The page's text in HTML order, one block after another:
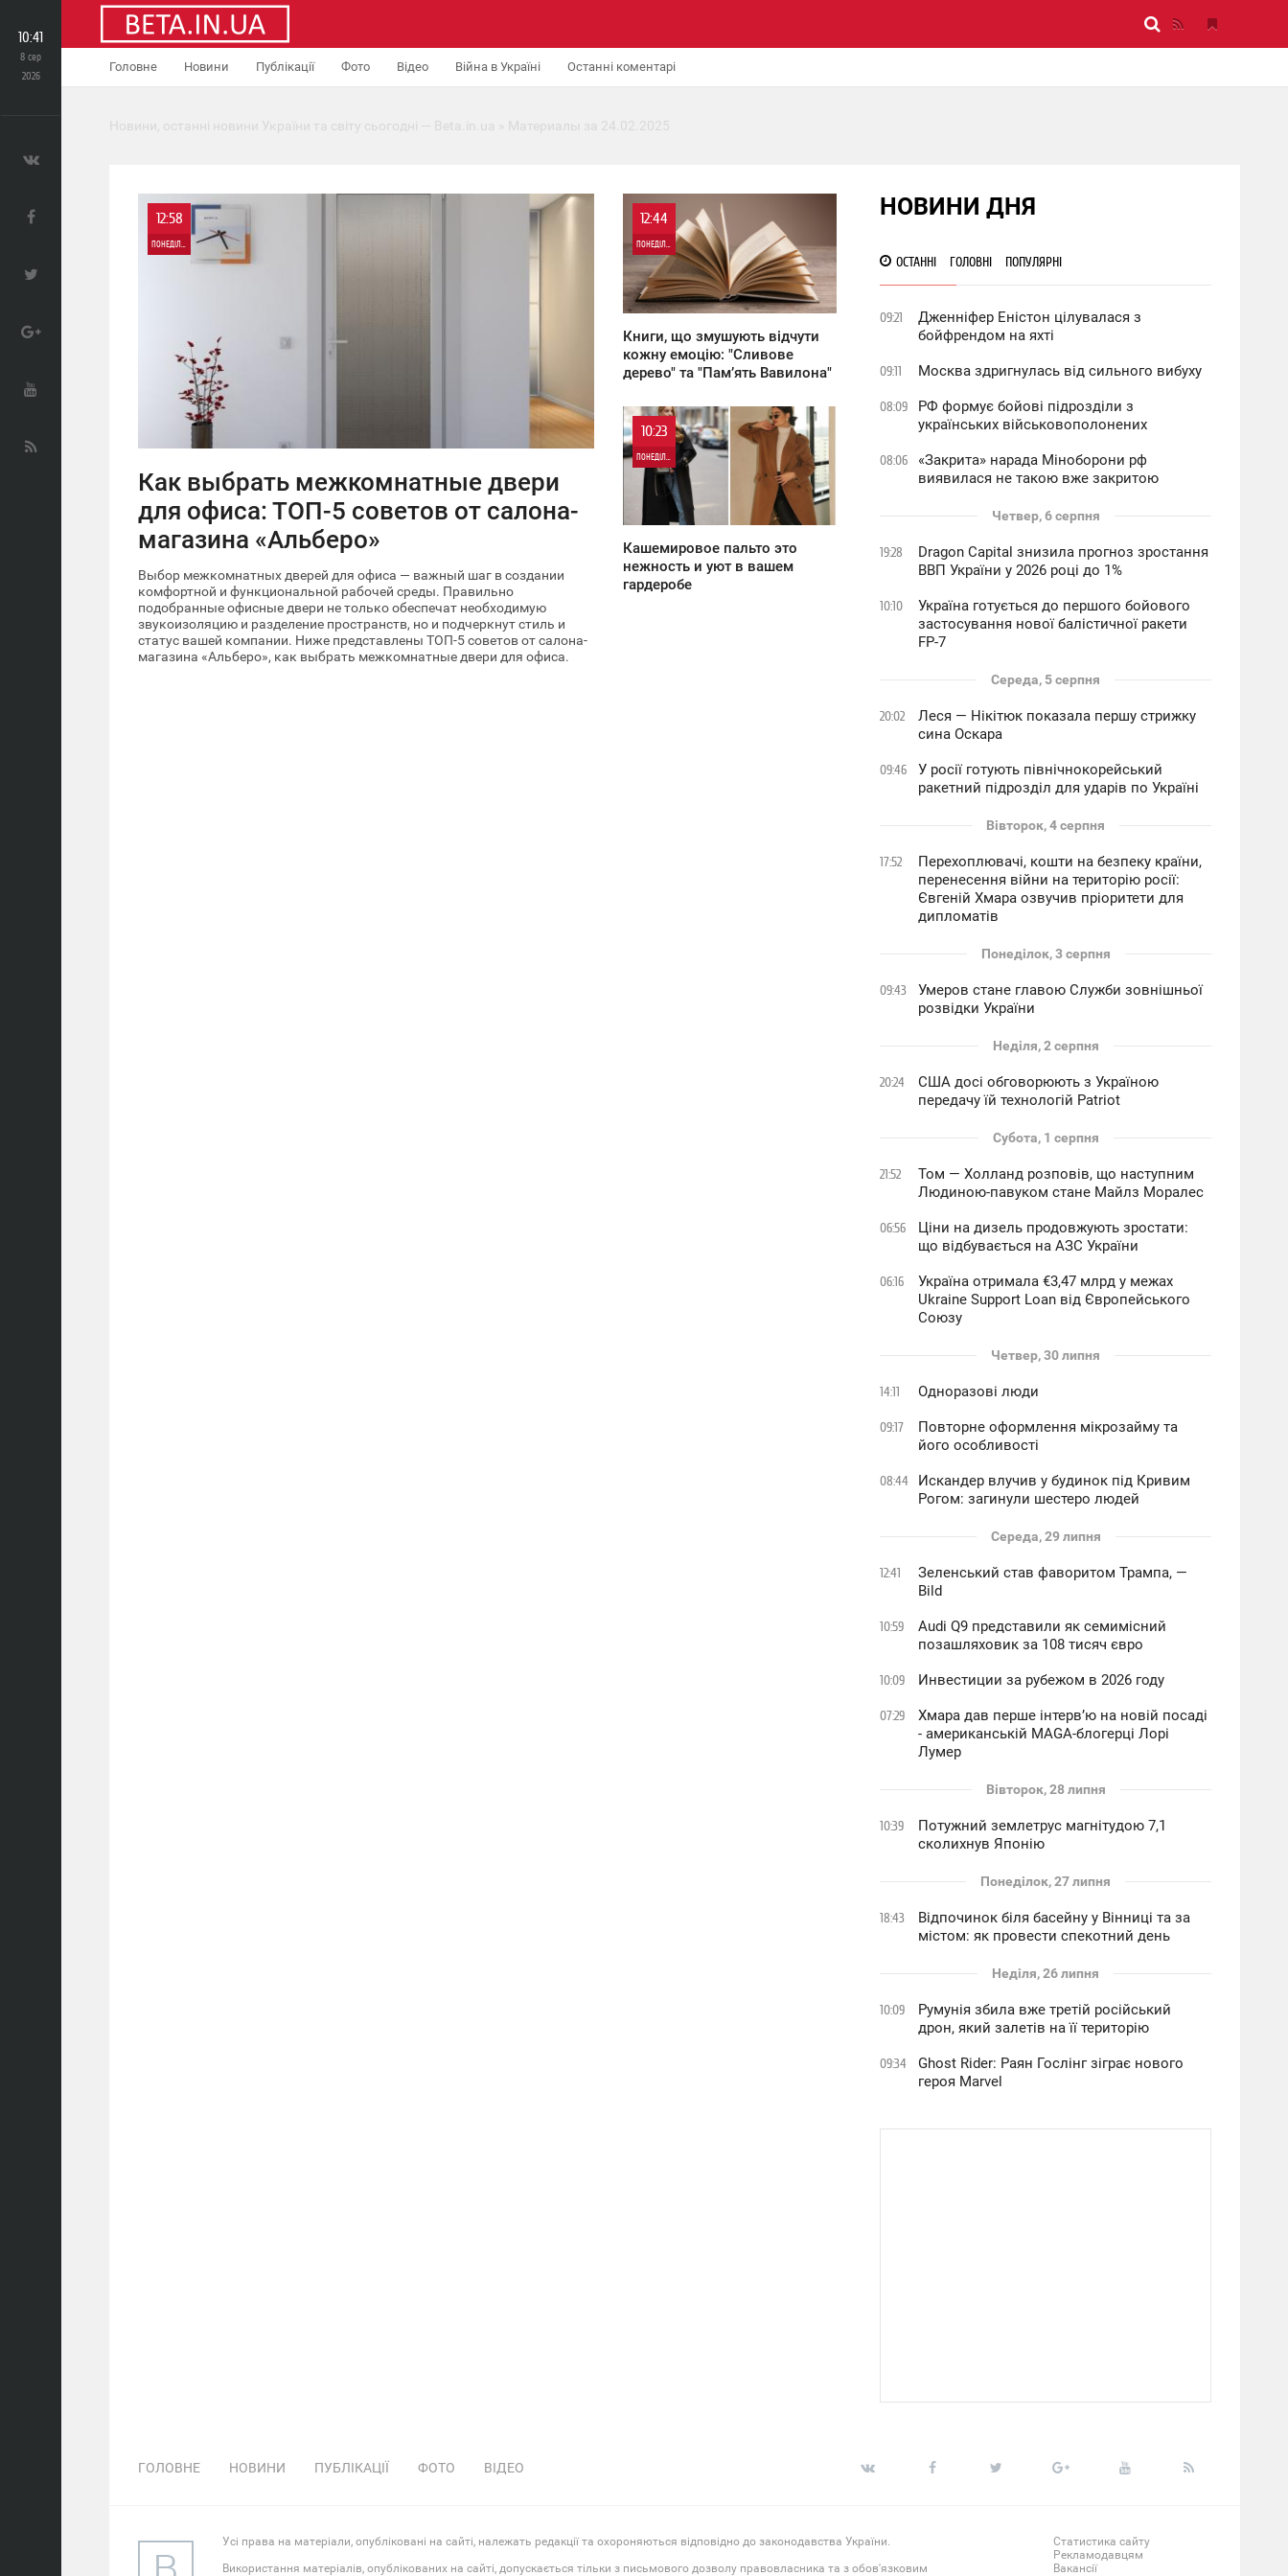
Головне Новини Публікації Фото Відео Війна в Україні Останні коментарі
10:41
8 сер
2026
Новини, останні новини України та світу сьогодні — Beta.in.ua » Материалы за 24.02.2025
12:58
ПОНЕДІЛОК
Как выбрать межкомнатные двери
для офиса: ТОП-5 советов от салона-
магазина «Альберо»
Выбор межкомнатных дверей для офиса — важный шаг в создании
комфортной и функциональной рабочей среды. Правильно
подобранные офисные двери не только обеспечат необходимую
звукоизоляцию и разделение пространств, но и подчеркнут стиль и
статус вашей компании. Ниже представлены ТОП-5 советов от салона-
магазина «Альберо», как выбрать межкомнатные двери для офиса.
12:44
ПОНЕДІЛОК
388
Книги, що змушують відчути
кожну емоцію: "Сливове
дерево" та "Пам’ять Вавилона"
10:23
365
Кашемировое пальто это
нежность и уют в вашем
гардеробе
НОВИНИ ДНЯ
ОСТАННІ ГОЛОВНІ ПОПУЛЯРНІ
09:21
Дженніфер Еністон цілувалася з
бойфрендом на яхті
09:11 Москва здригнулась від сильного вибуху
08:09
РФ формує бойові підрозділи з
українських військовополонених
08:06
«Закрита» нарада Міноборони рф
виявилася не такою вже закритою
Четвер, 6 серпня
19:28
Dragon Capital знизила прогноз зростання
ВВП України у 2026 році до 1%
10:10
Україна готується до першого бойового
застосування нової балістичної ракети
FP-7
Середа, 5 серпня
20:02
Леся — Нікітюк показала першу стрижку
сина Оскара
09:46
У росії готують північнокорейський
ракетний підрозділ для ударів по Україні
Вівторок, 4 серпня
17:52
Перехоплювачі, кошти на безпеку країни,
перенесення війни на територію росії:
Євгеній Хмара озвучив пріоритети для
дипломатів
Понеділок, 3 серпня
09:43
Умеров стане главою Служби зовнішньої
розвідки України
Неділя, 2 серпня
20:24
США досі обговорюють з Україною
передачу їй технологій Patriot
Субота, 1 серпня
21:52
Том — Холланд розповів, що наступним
Людиною-павуком стане Майлз Моралес
06:56
Ціни на дизель продовжують зростати:
що відбувається на АЗС України
06:16
Україна отримала €3,47 млрд у межах
Ukraine Support Loan від Європейського
Союзу
Четвер, 30 липня
14:11 Одноразові люди
09:17
Повторне оформлення мікрозайму та
його особливості
08:44
Искандер влучив у будинок під Кривим
Рогом: загинули шестеро людей
Середа, 29 липня
12:41
Зеленський став фаворитом Трампа, —
Bild
10:59
Audi Q9 представили як семимісний
позашляховик за 108 тисяч євро
10:09 Инвестиции за рубежом в 2026 году
07:29
Хмара дав перше інтервʼю на новій посаді
- американській MAGA-блогерці Лорі
Лумер
Вівторок, 28 липня
10:39
Потужний землетрус магнітудою 7,1
сколихнув Японію
Понеділок, 27 липня
18:43
Відпочинок біля басейну у Вінниці та за
містом: як провести спекотний день
Неділя, 26 липня
10:09
Румунія збила вже третій російський
дрон, який залетів на її територію
09:34
Ghost Rider: Раян Гослінг зіграє нового
героя Marvel
ГОЛОВНЕ НОВИНИ ПУБЛІКАЦІЇ ФОТО ВІДЕО
Статистика сайту
Рекламодавцям
Вакансії
Усі права на матеріали, опубліковані на сайті, належать редакції та охороняються відповідно до законодавства України.
Використання матеріалів, опублікованих на сайті, допускається тільки з письмового дозволу правовласника та з обов'язковим